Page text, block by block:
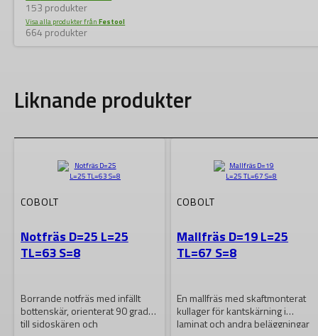
153 produkter
Visa alla produkter frånFestool
664 produkter
Liknande produkter
COBOLT
Notfräs D=25 L=25
TL=63 S=8
Borrande notfräs med infällt
bottenskär, orienterat 90 grader
till sidoskären och
COBOLT
Mallfräs D=19 L=25
TL=67 S=8
En mallfräs med skaftmonterat
kullager för kantskärning i
laminat och andra beläggningar